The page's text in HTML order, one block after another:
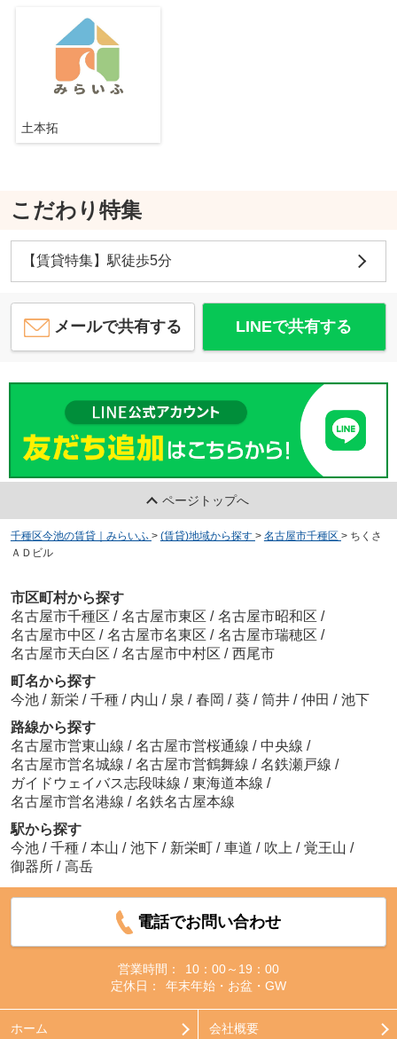
土本拓
こだわり特集
【賃貸特集】駅徒歩5分
メールで共有する LINEで共有する
ページトップへ
千種区今池の賃貸｜みらいふ > (賃貸)地域から探す > 名古屋市千種区 > ちくさ
ＡＤビル
市区町村から探す
名古屋市千種区 / 名古屋市東区 / 名古屋市昭和区 /
名古屋市中区 / 名古屋市名東区 / 名古屋市瑞穂区 /
名古屋市天白区 / 名古屋市中村区 / 西尾市
町名から探す
今池 / 新栄 / 千種 / 内山 / 泉 / 春岡 / 葵 / 筒井 / 仲田 / 池下
路線から探す
名古屋市営東山線 / 名古屋市営桜通線 / 中央線 /
名古屋市営名城線 / 名古屋市営鶴舞線 / 名鉄瀬戸線 /
ガイドウェイバス志段味線 / 東海道本線 /
名古屋市営名港線 / 名鉄名古屋本線
駅から探す
今池 / 千種 / 本山 / 池下 / 新栄町 / 車道 / 吹上 / 覚王山 /
御器所 / 高岳
電話でお問い合わせ
営業時間：
10：00～19：00
定休日：
年末年始・お盆・GW
ホーム 会社概要